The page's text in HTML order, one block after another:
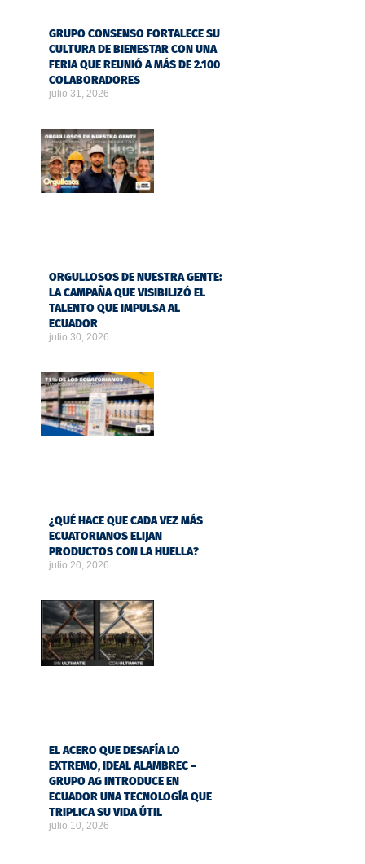
GRUPO CONSENSO FORTALECE SU
CULTURA DE BIENESTAR CON UNA
FERIA QUE REUNIÓ A MÁS DE 2.100
COLABORADORES
julio 31, 2026
ORGULLOSOS DE NUESTRA GENTE:
LA CAMPAÑA QUE VISIBILIZÓ EL
TALENTO QUE IMPULSA AL
ECUADOR
julio 30, 2026
¿QUÉ HACE QUE CADA VEZ MÁS
ECUATORIANOS ELIJAN
PRODUCTOS CON LA HUELLA?
julio 20, 2026
EL ACERO QUE DESAFÍA LO
EXTREMO, IDEAL ALAMBREC –
GRUPO AG INTRODUCE EN
ECUADOR UNA TECNOLOGÍA QUE
TRIPLICA SU VIDA ÚTIL
julio 10, 2026